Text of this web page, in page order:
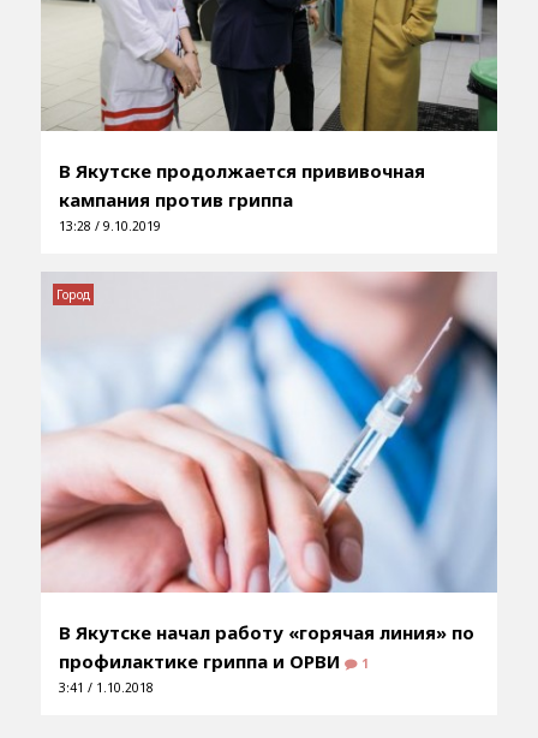
В Якутске продолжается прививочная
кампания против гриппа
13:28 / 9.10.2019
В Якутске начал работу «горячая линия» по
профилактике гриппа и ОРВИ
1
3:41 / 1.10.2018
Город